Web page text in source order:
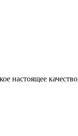
настоящее